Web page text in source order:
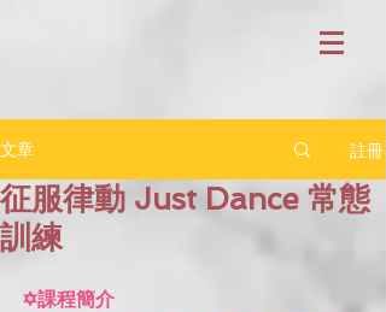
文章 註冊
征服律動 Just Dance 常態
訓練
✡課程簡介